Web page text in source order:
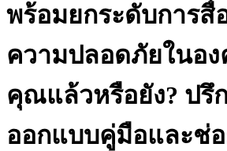
พร้อมยกระดับการสื่
ความปลอดภัยในอง
คุณแล้วหรือยัง? ปรึก
ออกแบบคู่มือและช่อ